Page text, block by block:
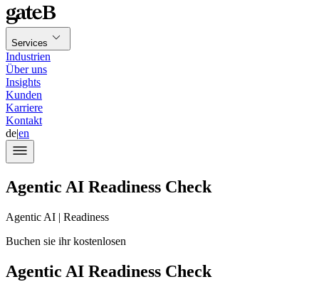
Services
Industrien
Über uns
Insights
Kunden
Karriere
Kontakt
de|en
Agentic AI Readiness Check
Agentic AI | Readiness
Buchen sie ihr kostenlosen
Agentic AI Readiness Check